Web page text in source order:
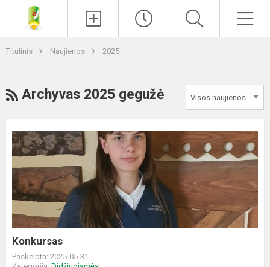
Titulinis Naujienos 2025
RSS
Archyvas 2025 gegužė
Konkursas
Konkursas
Paskelbta: 2025-05-31